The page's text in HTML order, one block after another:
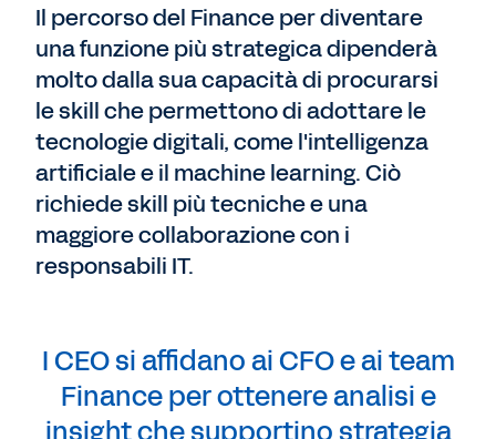
Il percorso del Finance per diventare
una funzione più strategica dipenderà
molto dalla sua capacità di procurarsi
le skill che permettono di adottare le
tecnologie digitali, come l'intelligenza
artificiale e il machine learning. Ciò
richiede skill più tecniche e una
maggiore collaborazione con i
responsabili IT.
I CEO si affidano ai CFO e ai team
Finance per ottenere analisi e